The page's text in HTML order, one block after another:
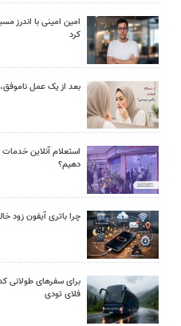
امین امینی با اندرز
کرد
بعد از یک عمل
استعلام آنلاین خدمات
دهیم؟
چرا باتری آیفون زود خالی می
برای سفرهای طولانی
فلای تودی